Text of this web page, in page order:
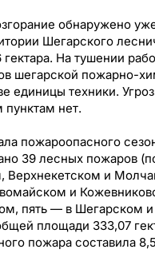
обнаружено
Шегарского
На тушении
шегарской пожарно-
единицы техники.
нет.
пожароопасного
39 лесных пожаров
Верхнекетском и
и
пять — в Шегарском
площади 333,07
пожара составила